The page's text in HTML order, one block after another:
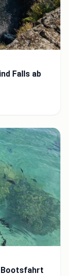
Falls ab
Bootsfahrt